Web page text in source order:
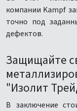
компании Kampf
точно под
дефектов.
Защищайте
"Изолит
В заключение